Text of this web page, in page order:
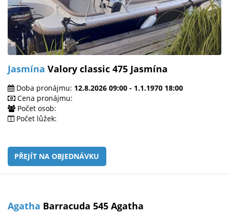
Jasmína Valory classic 475 Jasmína
Doba pronájmu: 12.8.2026 09:00 - 1.1.1970 18:00
Cena pronájmu:
Počet osob:
Počet lůžek:
PŘEJÍT NA OBJEDNÁVKU
Agatha Barracuda 545 Agatha